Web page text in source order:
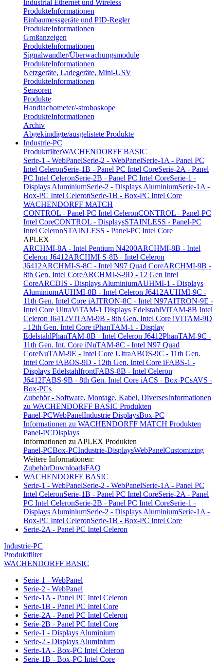
Industrial Ethernet und Wireless
ProdukteInformationen
Einbaumessgeräte und PID-Regler
ProdukteInformationen
Großanzeigen
ProdukteInformationen
Signalwandler/Überwachungsmodule
ProdukteInformationen
Netzgeräte, Ladegeräte, Mini-USV
ProdukteInformationen
Sensoren
Produkte
Handtachometer/-stroboskope
ProdukteInformationen
Archiv
Abgekündigte/ausgelistete Produkte
Industrie-PC
ProduktfilterWACHENDORFF BASIC
Serie-1 - WebPanelSerie-2 - WebPanelSerie-1A - Panel PC
Intel CeleronSerie-1B - Panel PC Intel CoreSerie-2A - Panel
PC Intel CeleronSerie-2B - Panel PC Intel CoreSerie-1 -
Displays AluminiumSerie-2 - Displays AluminiumSerie-1A -
Box-PC Intel CeleronSerie-1B - Box-PC Intel Core
WACHENDORFF MATCH
CONTROL - Panel-PC Intel CeleronCONTROL - Panel-PC
Intel CoreCONTROL - DisplaysSTAINLESS - Panel-PC
Intel CeleronSTAINLESS - Panel-PC Intel Core
APLEX
ARCHMI-8A - Intel Pentium N4200ARCHMI-8B - Intel
Celeron J6412ARCHMI-S-8B - Intel Celeron
J6412ARCHMI-S-8C - Intel N97 Quad CoreARCHMI-9B -
8th Gen. Intel CoreARCHMI-S-9D - 12 Gen Intel
CoreARCDIS - Displays AluminiumAUHMI-1 - Displays
AluminiumAUHMI-8B - Intel Celeron J6412AUHMI-9C -
11th Gen. Intel Core iAITRON-8C - Intel N97AITRON-9E -
Intel Core UltraViTAM-1 Displays EdelstahlViTAM-8B Intel
Celeron J6412VITAM-9B - 8th Gen. Intel Core iVITAM-9D
- 12th Gen. Intel Core iPhanTAM-1 - Display
EdelstahlPhanTAM-8B - Intel Celeron J6412PhanTAM-9C -
11th Gen. Int. Core iNuTAM-8C - Intel N97 Quad
CoreNuTAM-9E - Intel Core UltraABOS-9C - 11th Gen.
Intel Core iABOS-9D - 12th Gen. Intel Core iFABS-1 -
Displays EdelstahlfrontFABS-8B - Intel Celeron
J6412FABS-9B - 8th Gen. Intel Core iACS - Box-PCsAVS -
Box-PCs
Zubehör - Software, Montage, Kabel, DiversesInformationen
zu WACHENDORFF BASIC Produkten
Panel-PCWebPanelIndustrie DisplaysBox-PC
Informationen zu WACHENDORFF MATCH Produkten
Panel-PCDisplays
Informationen zu APLEX Produkten
Panel-PCBox-PCIndustrie-DisplaysWebPanelCustomizing
Weitere Informationen:
ZubehörDownloadsFAQ
WACHENDORFF BASIC
Serie-1 - WebPanelSerie-2 - WebPanelSerie-1A - Panel PC
Intel CeleronSerie-1B - Panel PC Intel CoreSerie-2A - Panel
PC Intel CeleronSerie-2B - Panel PC Intel CoreSerie-1 -
Displays AluminiumSerie-2 - Displays AluminiumSerie-1A -
Box-PC Intel CeleronSerie-1B - Box-PC Intel Core
Serie-2A - Panel PC Intel Celeron
Industrie-PC
Produktfilter
WACHENDORFF BASIC
Serie-1 - WebPanel
Serie-2 - WebPanel
Serie-1A - Panel PC Intel Celeron
Serie-1B - Panel PC Intel Core
Serie-2A - Panel PC Intel Celeron
Serie-2B - Panel PC Intel Core
Serie-1 - Displays Aluminium
Serie-2 - Displays Aluminium
Serie-1A - Box-PC Intel Celeron
Serie-1B - Box-PC Intel Core